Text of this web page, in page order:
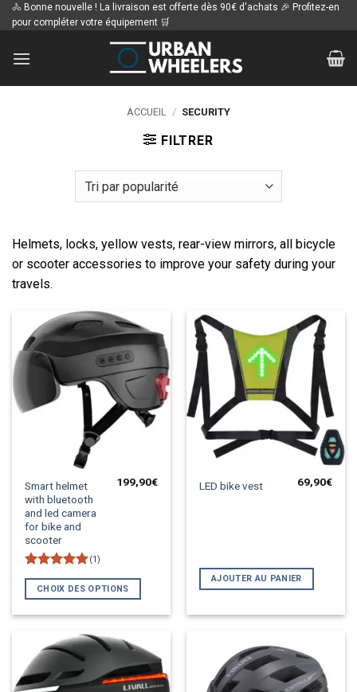
Passer
au
🚴 Bonne nouvelle ! La livraison est offerte dès 90€ d'achats 🎉 Profitez-en
pour compléter votre équipement 🛒
ACCUEIL / SECURITY
FILTRER
Helmets, locks, yellow vests, rear-view mirrors, all bicycle
or scooter accessories to improve your safety during your
travels.
Smart helmet
with bluetooth
and led camera
for bike and
scooter
Note5sur
5
(1)
199,90€
CHOIX DES OPTIONS
Ce
produit
a
plusieurs
variations.
Les
options
peuvent
être
sur
la
page
LED bike vest 69,90€
AJOUTER AU PANIER